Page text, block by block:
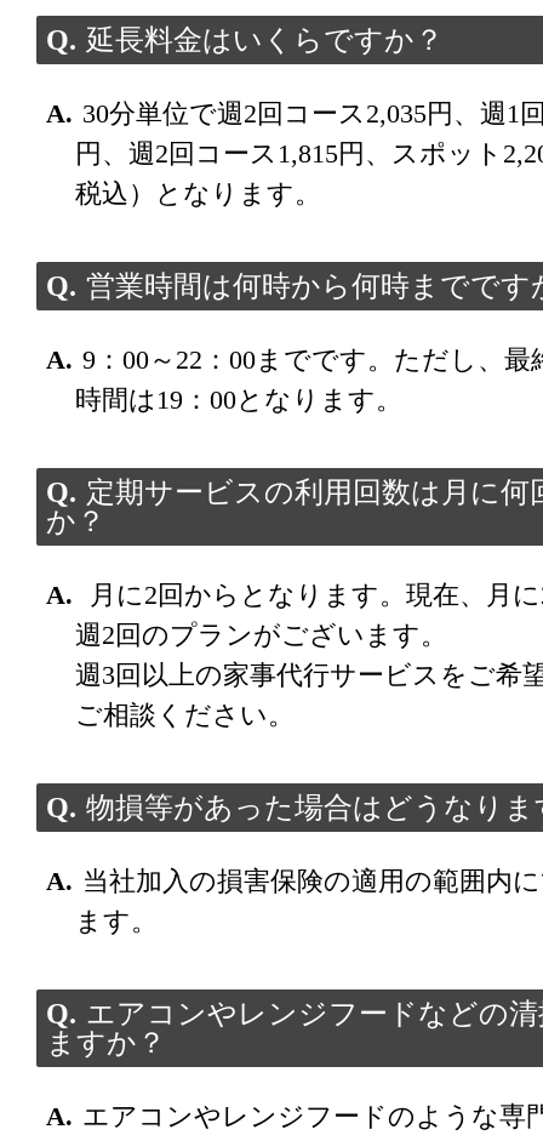
延長料金はいくらですか？
30分単位で週2回コース2,035円、週1
円、週2回コース1,815円、スポット
税込）となります。
営業時間は何時から何時までです
9：00～22：00までです。ただし、
時間は19：00となります。
定期サービスの利用回数は月に何
か？
月に2回からとなります。現在、月
週2回のプランがございます。
週3回以上の家事代行サービスをご希
ご相談ください。
物損等があった場合はどうなりま
当社加入の損害保険の適用の範囲内
ます。
エアコンやレンジフードなどの
ますか？
エアコンやレンジフードのような専